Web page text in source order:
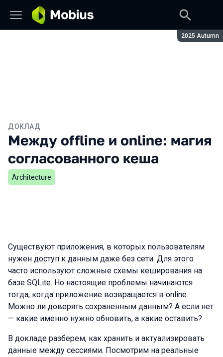
Сезон:
2025 Autumn
ДОКЛАД
Между offline и online: магия
согласованного кеша
Architecture
Существуют приложения, в которых пользователям
нужен доступ к данным даже без сети. Для этого
часто используют сложные схемы кеширования на
базе SQLite. Но настоящие проблемы начинаются
тогда, когда приложение возвращается в online.
Можно ли доверять сохраненным данным? А если нет
— какие именно нужно обновить, а какие оставить?
В докладе разберем, как хранить и актуализировать
данные между сессиями. Посмотрим на реальные